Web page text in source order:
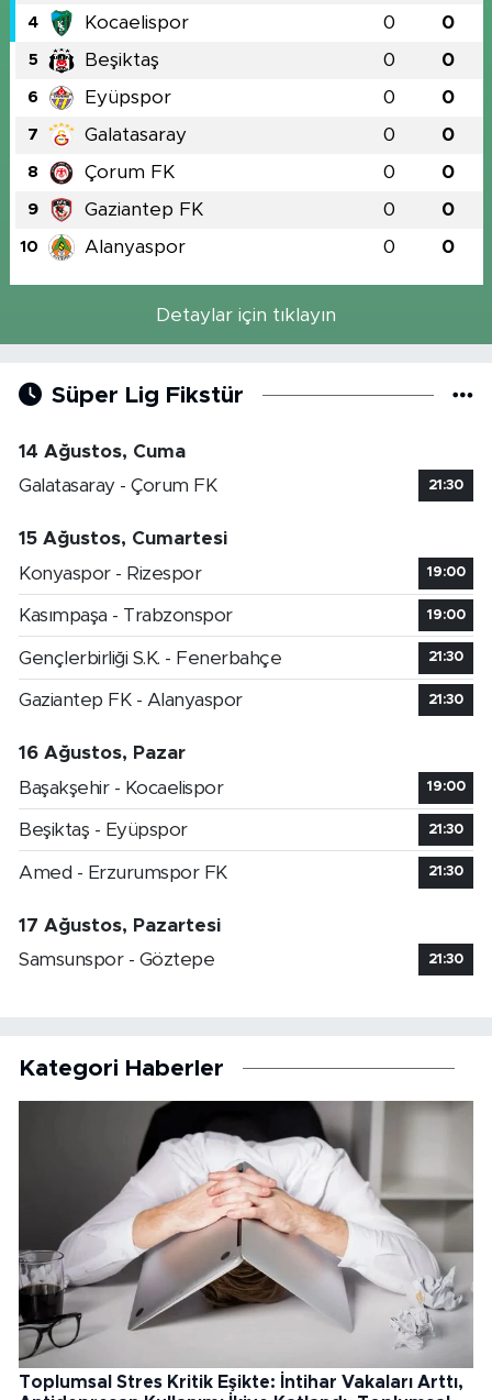
4 Kocaelispor 0 0
5 Beşiktaş 0 0
6 Eyüpspor 0 0
7 Galatasaray 0 0
8 Çorum FK 0 0
9 Gaziantep FK 0 0
10 Alanyaspor 0 0
Detaylar için tıklayın
Süper Lig Fikstür
14 Ağustos, Cuma
Galatasaray - Çorum FK
21:30
15 Ağustos, Cumartesi
Konyaspor - Rizespor
19:00
Kasımpaşa - Trabzonspor 19:00
Gençlerbirliği S.K. - Fenerbahçe 21:30
Gaziantep FK - Alanyaspor 21:30
16 Ağustos, Pazar
Başakşehir - Kocaelispor
19:00
Beşiktaş - Eyüpspor 21:30
Amed - Erzurumspor FK 21:30
17 Ağustos, Pazartesi
Samsunspor - Göztepe
21:30
Kategori Haberler
Toplumsal Stres Kritik Eşikte: İntihar Vakaları Arttı,